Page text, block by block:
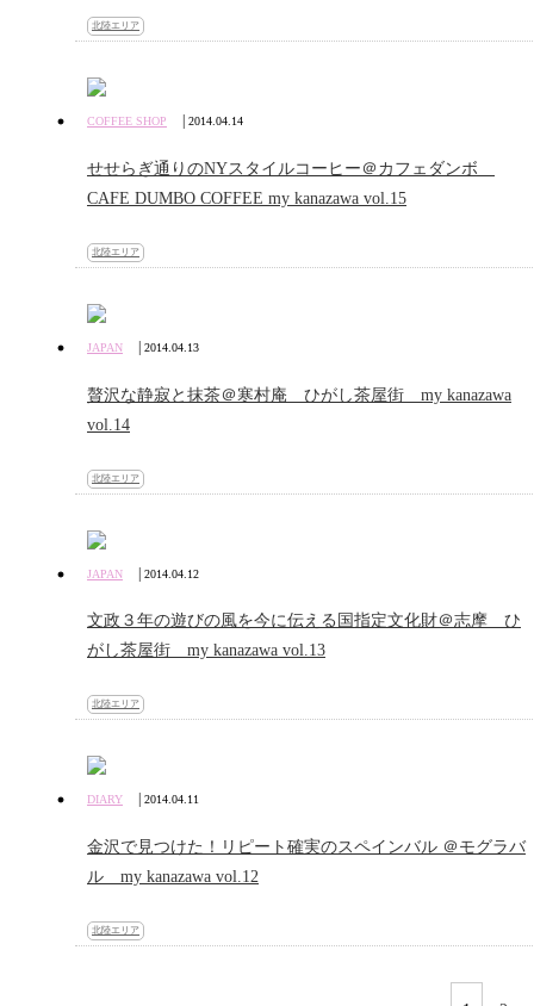
北陸エリア
COFFEE SHOP 2014.04.14
せせらぎ通りのNYスタイルコーヒー＠カフェダンボ
CAFE DUMBO COFFEE my kanazawa vol.15
北陸エリア
JAPAN 2014.04.13
贅沢な静寂と抹茶＠寒村庵 ひがし茶屋街 my kanazawa
vol.14
北陸エリア
JAPAN | 2014.04.12
文政３年の遊びの風を今に伝える国指定文化財＠志摩 ひ
がし茶屋街 my kanazawa vol.13
北陸エリア
DIARY 2014.04.11
金沢で見つけた！リピート確実のスペインバル ＠モグラバ
ル my kanazawa vol.12
北陸エリア